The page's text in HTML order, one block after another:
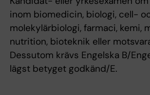
inom biomedicin, biologi, cell-
molekylärbiologi, farmaci, kemi,
nutrition, bioteknik eller
Dessutom krävs Engelska B/
lägst betyget godkänd/E.